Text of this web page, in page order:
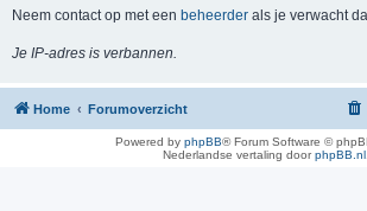
Neem contact op met een beheerder als je verwacht
Je IP-adres is verbannen.
Home Forumoverzicht
Powered by phpBB® Forum Software ©
Nederlandse vertaling doorphpBB.nl